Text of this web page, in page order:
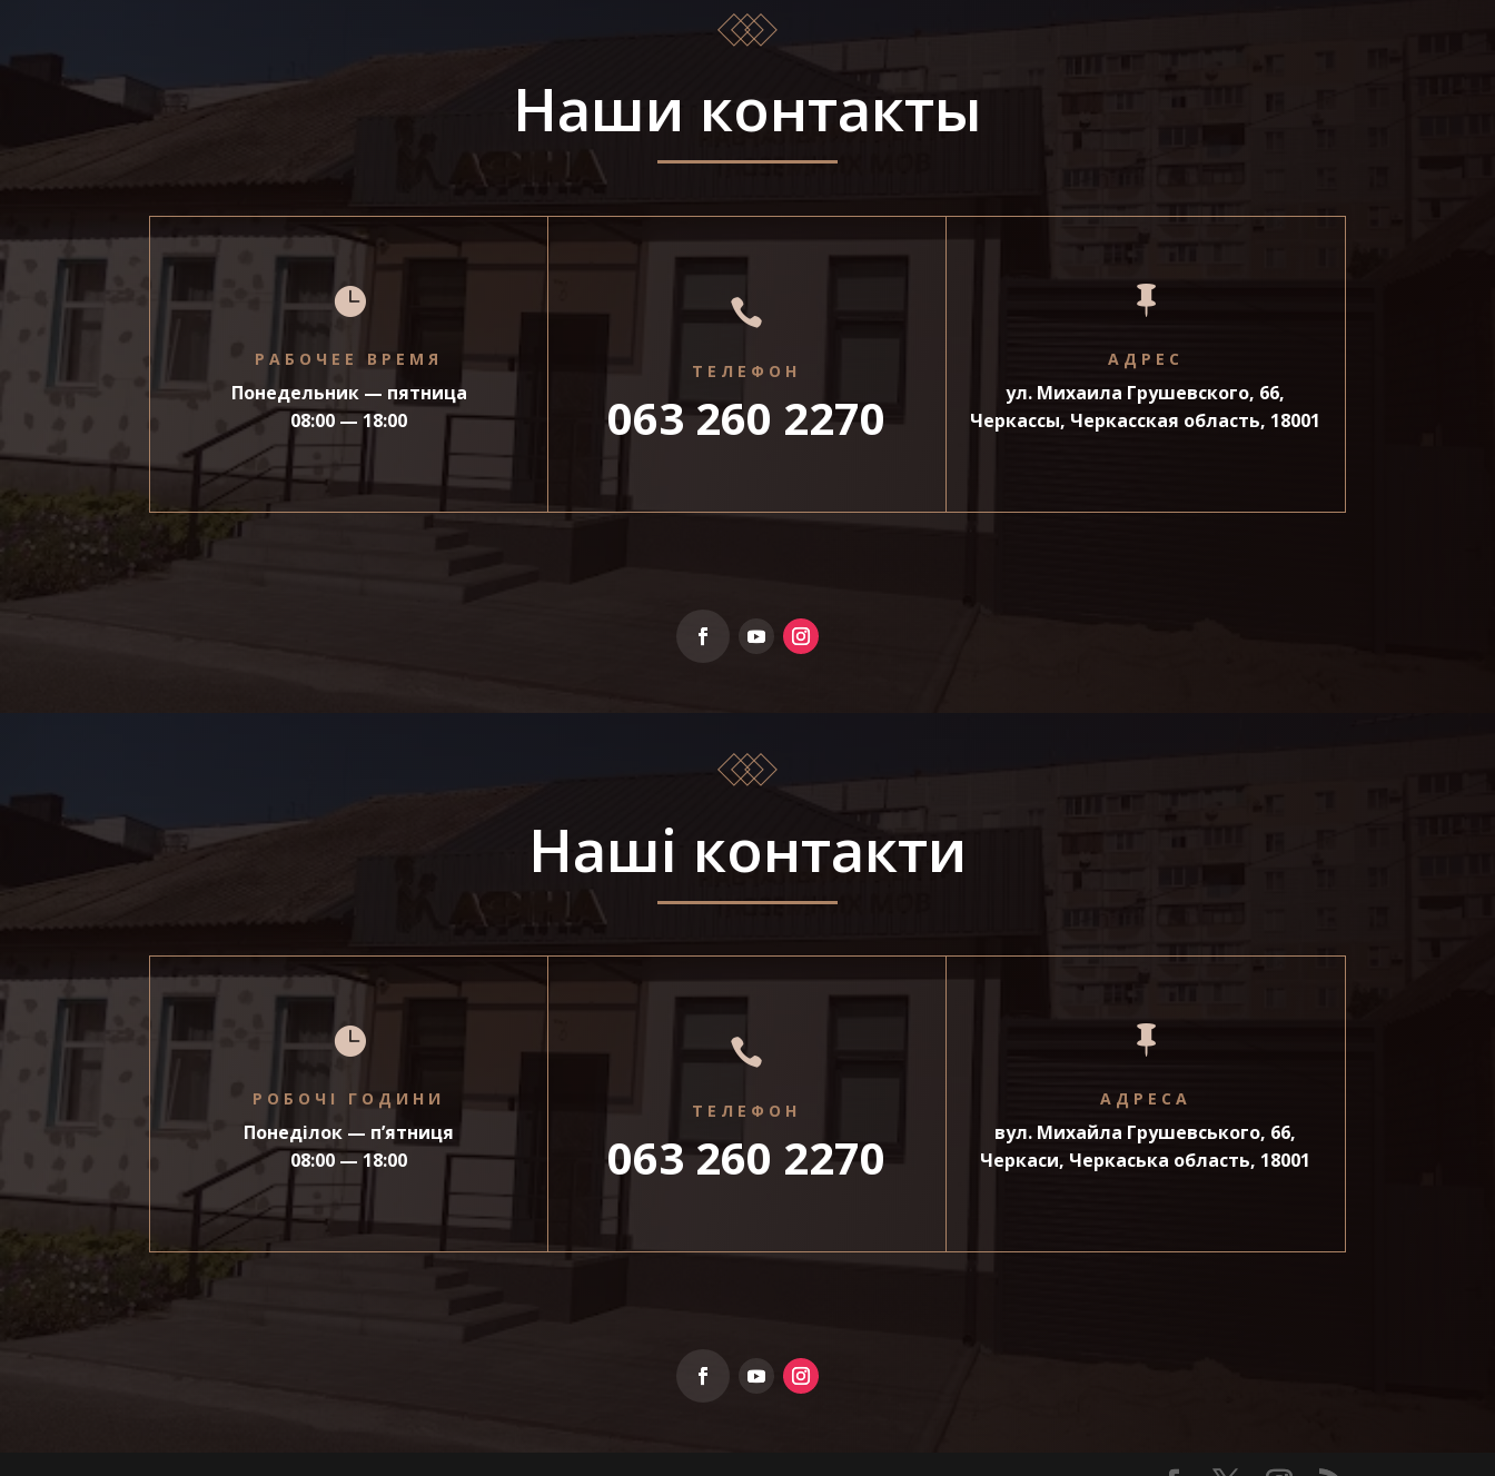
Наши контакты

РАБОЧЕЕ ВРЕМЯ
Понедельник — пятница
08:00 — 18:00

ТЕЛЕФОН
063 260 2270

АДРЕС
ул. Михаила Грушевского, 66,
Черкассы, Черкасская область, 18001
Наші контакти

РОБОЧІ ГОДИНИ
Понеділок — п’ятниця
08:00 — 18:00

ТЕЛЕФОН
063 260 2270

АДРЕСА
вул. Михайла Грушевського, 66,
Черкаси, Черкаська область, 18001